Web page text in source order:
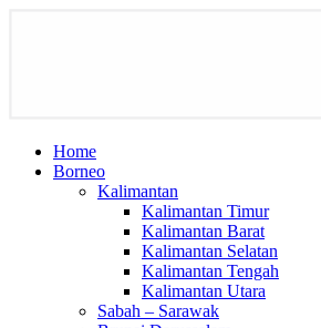
Home
Borneo
Kalimantan
Kalimantan Timur
Kalimantan Barat
Kalimantan Selatan
Kalimantan Tengah
Kalimantan Utara
Sabah – Sarawak